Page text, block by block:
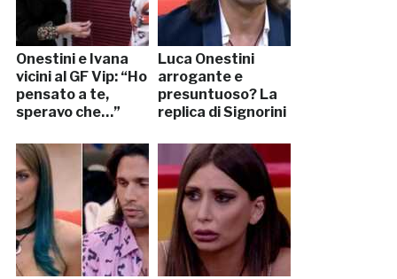
Onestini e Ivana
vicini al GF Vip: “Ho
pensato a te,
speravo che…”
Luca Onestini
arrogante e
presuntuoso? La
replica di Signorini